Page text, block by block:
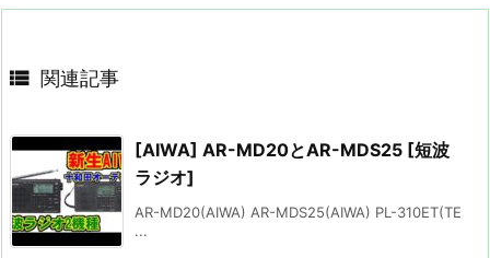
 関連記事
[AIWA] AR-MD20とAR-MDS25 [短波
ラジオ]
AR-MD20(AIWA) AR-MDS25(AIWA) PL-310ET(TE
...